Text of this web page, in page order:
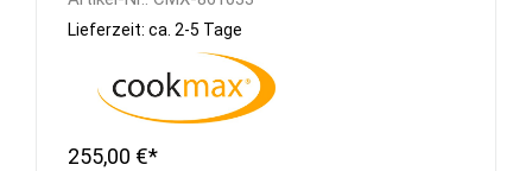
Lieferzeit: ca. 2-5 Tage
255,00 €*